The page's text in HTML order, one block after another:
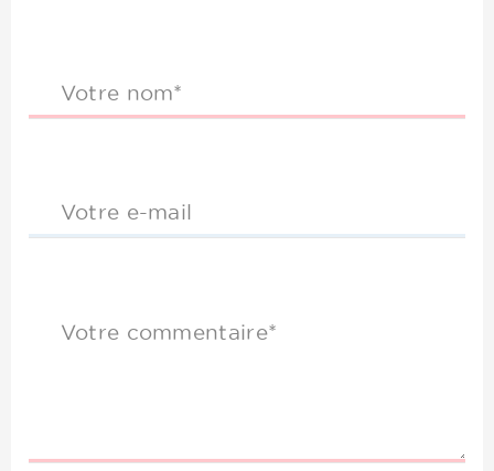
Votre nom*
Votre e-mail
Votre commentaire*